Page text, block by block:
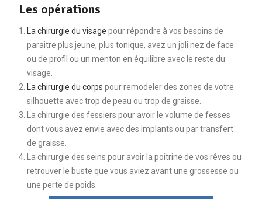
Les opérations
La chirurgie du visage pour répondre à vos besoins de
paraitre plus jeune, plus tonique, avez un joli nez de face
ou de profil ou un menton en équilibre avec le reste du
visage.
La chirurgie du corps pour remodeler des zones de votre
silhouette avec trop de peau ou trop de graisse.
La chirurgie des fessiers pour avoir le volume de fesses
dont vous avez envie avec des implants ou par transfert
de graisse.
La chirurgie des seins pour avoir la poitrine de vos rêves ou
retrouver le buste que vous aviez avant une grossesse ou
une perte de poids.